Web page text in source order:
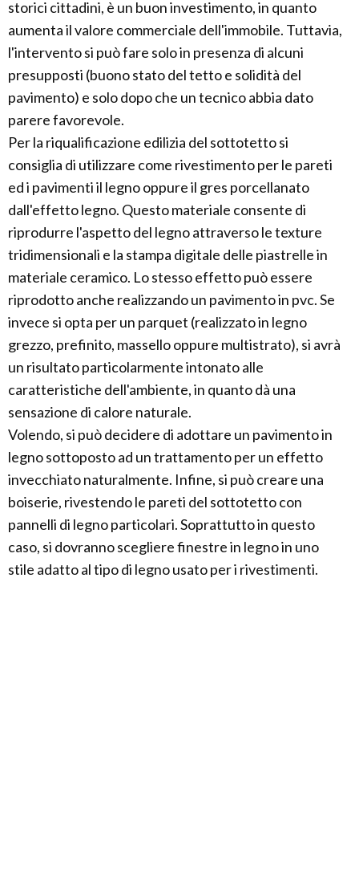
storici cittadini, è un buon investimento, in quanto
aumenta il valore commerciale dell'immobile. Tuttavia,
l'intervento si può fare solo in presenza di alcuni
presupposti (buono stato del tetto e solidità del
pavimento) e solo dopo che un tecnico abbia dato
parere favorevole.
Per la riqualificazione edilizia del sottotetto si
consiglia di utilizzare come rivestimento per le pareti
ed i pavimenti il legno oppure il gres porcellanato
dall'effetto legno. Questo materiale consente di
riprodurre l'aspetto del legno attraverso le texture
tridimensionali e la stampa digitale delle piastrelle in
materiale ceramico. Lo stesso effetto può essere
riprodotto anche realizzando un pavimento in pvc. Se
invece si opta per un parquet (realizzato in legno
grezzo, prefinito, massello oppure multistrato), si avrà
un risultato particolarmente intonato alle
caratteristiche dell'ambiente, in quanto dà una
sensazione di calore naturale.
Volendo, si può decidere di adottare un pavimento in
legno sottoposto ad un trattamento per un effetto
invecchiato naturalmente. Infine, si può creare una
boiserie, rivestendo le pareti del sottotetto con
pannelli di legno particolari. Soprattutto in questo
caso, si dovranno scegliere finestre in legno in uno
stile adatto al tipo di legno usato per i rivestimenti.